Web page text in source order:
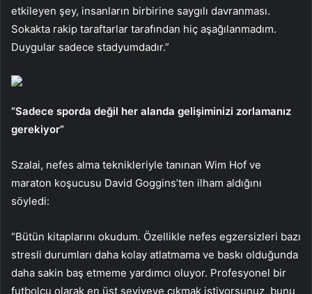
etkileyen şey, insanların birbirine saygılı davranması.
Sokakta rakip taraftarlar tarafından hiç aşağılanmadım.
Duygular sadece stadyumdadır.”
“Sadece sporda değil her alanda gelişiminizi zorlamanız
gerekiyor”
Szalai, nefes alma teknikleriyle tanınan Wim Hof ​​ve
maraton koşucusu David Goggins’ten ilham aldığını
söyledi:
“Bütün kitaplarını okudum. Özellikle nefes egzersizleri bazı
stresli durumları daha kolay atlatmama ve baskı olduğunda
daha sakin baş etmeme yardımcı oluyor. Profesyonel bir
futbolcu olarak en üst seviyeye çıkmak istiyorsunuz, bunu